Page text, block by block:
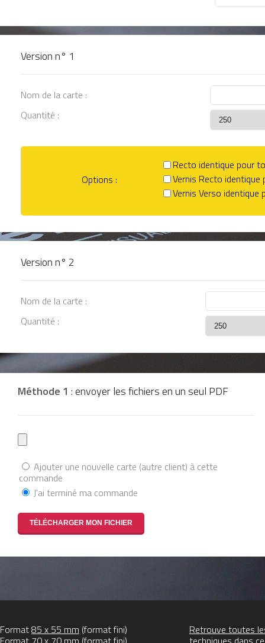
Version n° 1
Nom de la carte :
Quantité :
Options :
Recto identique pour
Vernis Recto
Vernis Verso
Version n° 2
Nom de la carte :
Quantité :
Méthode 1 : envoyer les fichiers en un seul PDF
Ajouter une nouvelle carte (autre client) à cette
commande
J'ai terminé ma commande
Format85 x 55 mm (format fini) Retrouve toutes